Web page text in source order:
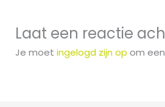
Laat een reactie
Je moetingelogd zijn op om